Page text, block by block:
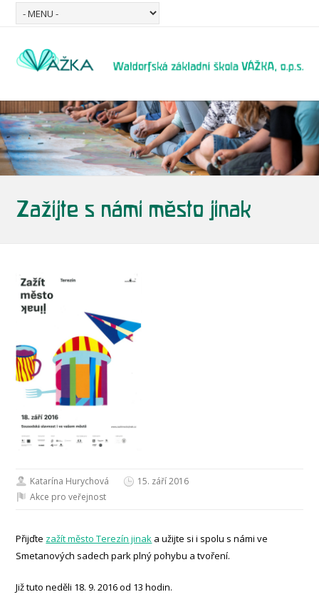
Zažijte s námi město jinak
Katarína Hurychová
15. září 2016
Akce pro veřejnost
Přijďte zažít město Terezín jinak a užijte si i spolu s námi ve
Smetanových sadech park plný pohybu a tvoření.
Již tuto neděli 18. 9. 2016 od 13 hodin.